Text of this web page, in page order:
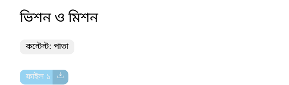
ভিশন ও মিশন
কন্টেন্ট: পাতা
ফাইল ১